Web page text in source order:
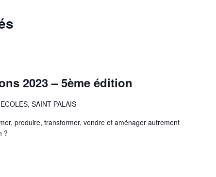
2023 – 5ème édition
SAINT-PALAIS
produire, transformer, vendre et aménager autrement
?